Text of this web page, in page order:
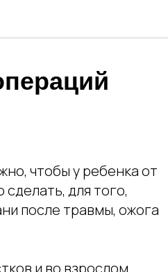
чтобы у ребенка от
для того,
после травмы, ожога
и во взрослом